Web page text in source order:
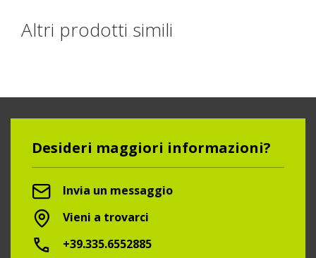
Altri prodotti simili
Desideri maggiori informazioni?
Invia un messaggio
Vieni a trovarci
+39.335.6552885